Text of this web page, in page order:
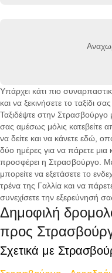
Υπάρχει κάτι πιο
και να ξεκινήσετε το ταξίδι
Ταξιδέψτε στην Στρασβούργο
σας αμέσως μόλις
να δείτε και να κάνετε εδώ,
δύο ημέρες για να πάρετε μια
προσφέρει η Στρασβούργο.
μπορείτε να εξετάσετε το
τρένα της Γαλλία και να
συνεχίσετε την εξερεύνησή
Δημοφιλή
προς
Σχετικά με